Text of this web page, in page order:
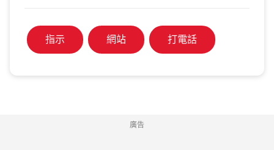
指示 網站 打電話
廣告